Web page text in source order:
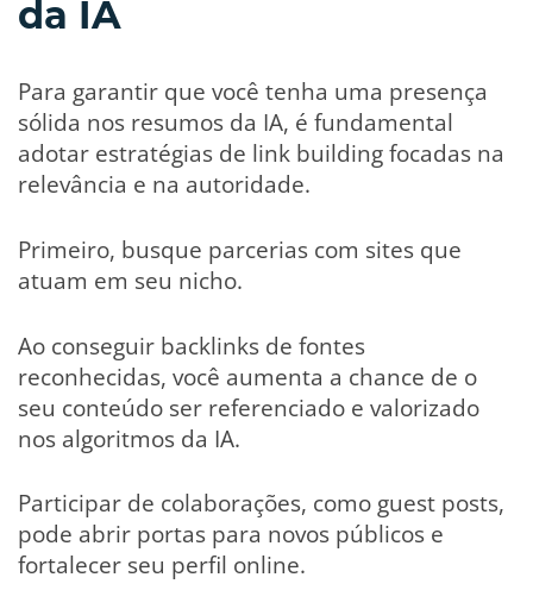
da IA
Para garantir que você tenha uma presença
sólida nos resumos da IA, é fundamental
adotar estratégias de link building focadas na
relevância e na autoridade.
Primeiro, busque parcerias com sites que
atuam em seu nicho.
Ao conseguir backlinks de fontes
reconhecidas, você aumenta a chance de o
seu conteúdo ser referenciado e valorizado
nos algoritmos da IA.
Participar de colaborações, como guest posts,
pode abrir portas para novos públicos e
fortalecer seu perfil online.